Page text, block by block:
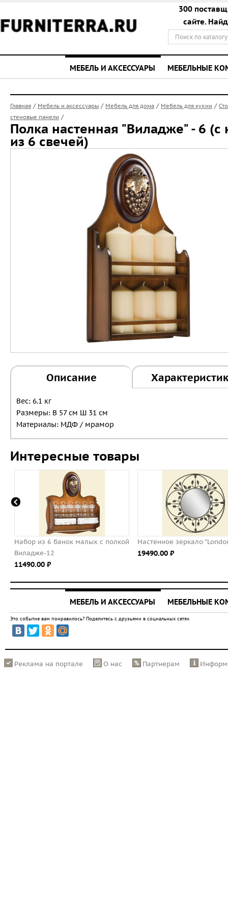
300
сайте.
МЕБЕЛЬ И АКСЕССУАРЫ МЕБЕЛЬНЫЕ
Главная / Мебель и аксессуары / Мебель для дома / Мебель для кухни /
стеновые панели /
Полка настенная "Виладже" - 6 (с
из 6 свечей)
Описание
Вес: 6.1 кг
Размеры: В 57 см Ш 31 см
Материалы: МДФ / мрамор
Интересные товары
малых с полкой
Настенное зеркало "London Time"
МЕБЕЛЬ И АКСЕССУАРЫ МЕБЕЛЬНЫЕ
Это событие вам понравилось? Поделитесь с друзьями в социальных сетях
Реклама на портале О нас Партнерам